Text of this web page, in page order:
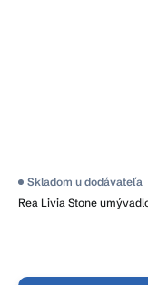
Rea Livia Stone
Skladom u dodávateľa